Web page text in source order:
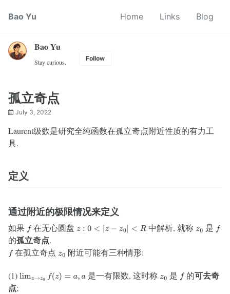
navigation
Bao Yu Home Links Blog
Bao Yu
Stay curious. Follow
孤立奇点
July 3, 2022
Laurent级数是研究全纯函数在孤立奇点附近性质的有力工
具.
定义
通过附近的极限情况来定义
如果 f在无心圆盘 z: 0 <| z− 0| <R 中解析, 就称 z0 是 f
的孤立奇点.
f在孤立奇点 z0 附近可能有三种情形:
(1)limz→z 0f(z)=a, a 是一有限数, 这时称 z0 是 f 的可去奇
点;